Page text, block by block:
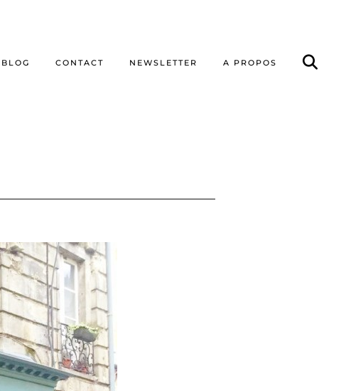
BLOG CONTACT NEWSLETTER A PROPOS